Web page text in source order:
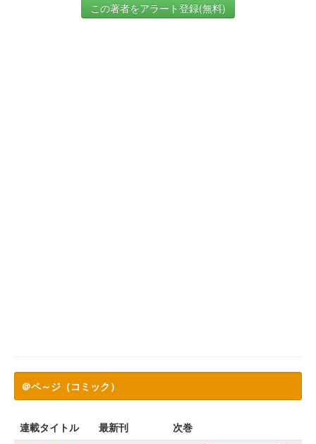
この著者をアラート登録(無料)
＠ペ～ジ（コミック）
連載タイトル 最新刊
次巻